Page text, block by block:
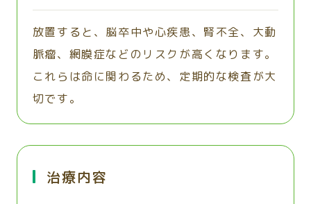
放置すると、脳卒中や心疾患、腎不全、大動
脈瘤、網膜症などのリスクが高くなります。
これらは命に関わるため、定期的な検査が大
切です。
治療内容